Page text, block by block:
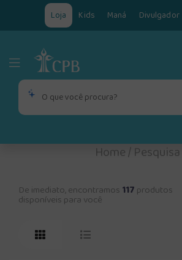
Loja Kids Maná Divulgador
Home/Pesquisa
De imediato, encontramos 117 produtos
disponíveis para você